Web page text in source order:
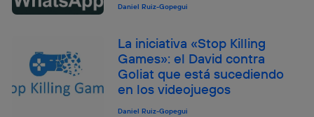
Daniel Ruiz-Gopegui
La iniciativa «Stop Killing
Games»: el David contra
Goliat que está sucediendo
en los videojuegos
Daniel Ruiz-Gopegui